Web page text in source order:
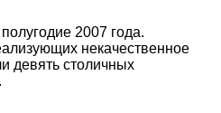
2007 года.
некачественное
девять столичных